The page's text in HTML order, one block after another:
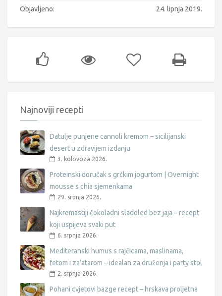
Objavljeno: 24. lipnja 2019.
Najnoviji recepti
Datulje punjene cannoli kremom – sicilijanski
desert u zdravijem izdanju
3. kolovoza 2026.
Proteinski doručak s grčkim jogurtom | Overnight
mousse s chia sjemenkama
29. srpnja 2026.
Najkremastiji čokoladni sladoled bez jaja – recept
koji uspijeva svaki put
6. srpnja 2026.
Mediteranski humus s rajčicama, maslinama,
fetom i za’atarom – idealan za druženja i party stol
2. srpnja 2026.
Pohani cvjetovi bazge recept – hrskava proljetna